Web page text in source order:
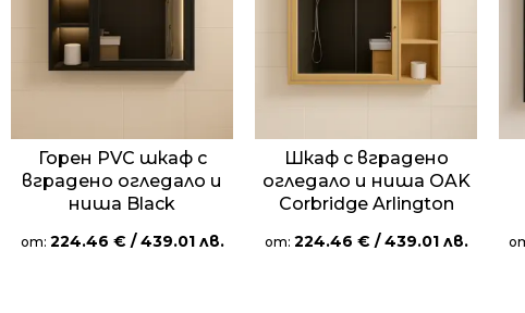
Горен PVC шкаф с
вградено огледало и
ниша Black
от: 224.46 € / 439.01 лв.
Шкаф с вградено
огледало и ниша OAK
Corbridge Arlington
от: 224.46 € / 439.01 лв.